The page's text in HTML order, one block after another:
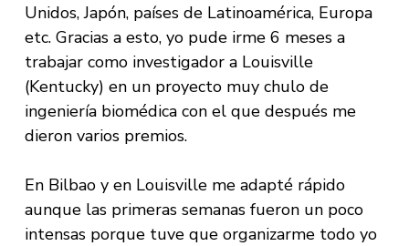
Unidos, Japón, países de Latinoamérica, Europa
etc. Gracias a esto, yo pude irme 6 meses a
trabajar como investigador a Louisville
(Kentucky) en un proyecto muy chulo de
ingeniería biomédica con el que después me
dieron varios premios.
En Bilbao y en Louisville me adapté rápido
aunque las primeras semanas fueron un poco
intensas porque tuve que organizarme todo yo